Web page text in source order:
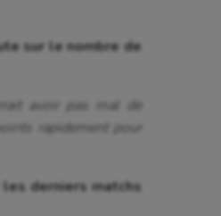
sur le nombre de
avoir pas mal de
rapidement pour
derniers matchs